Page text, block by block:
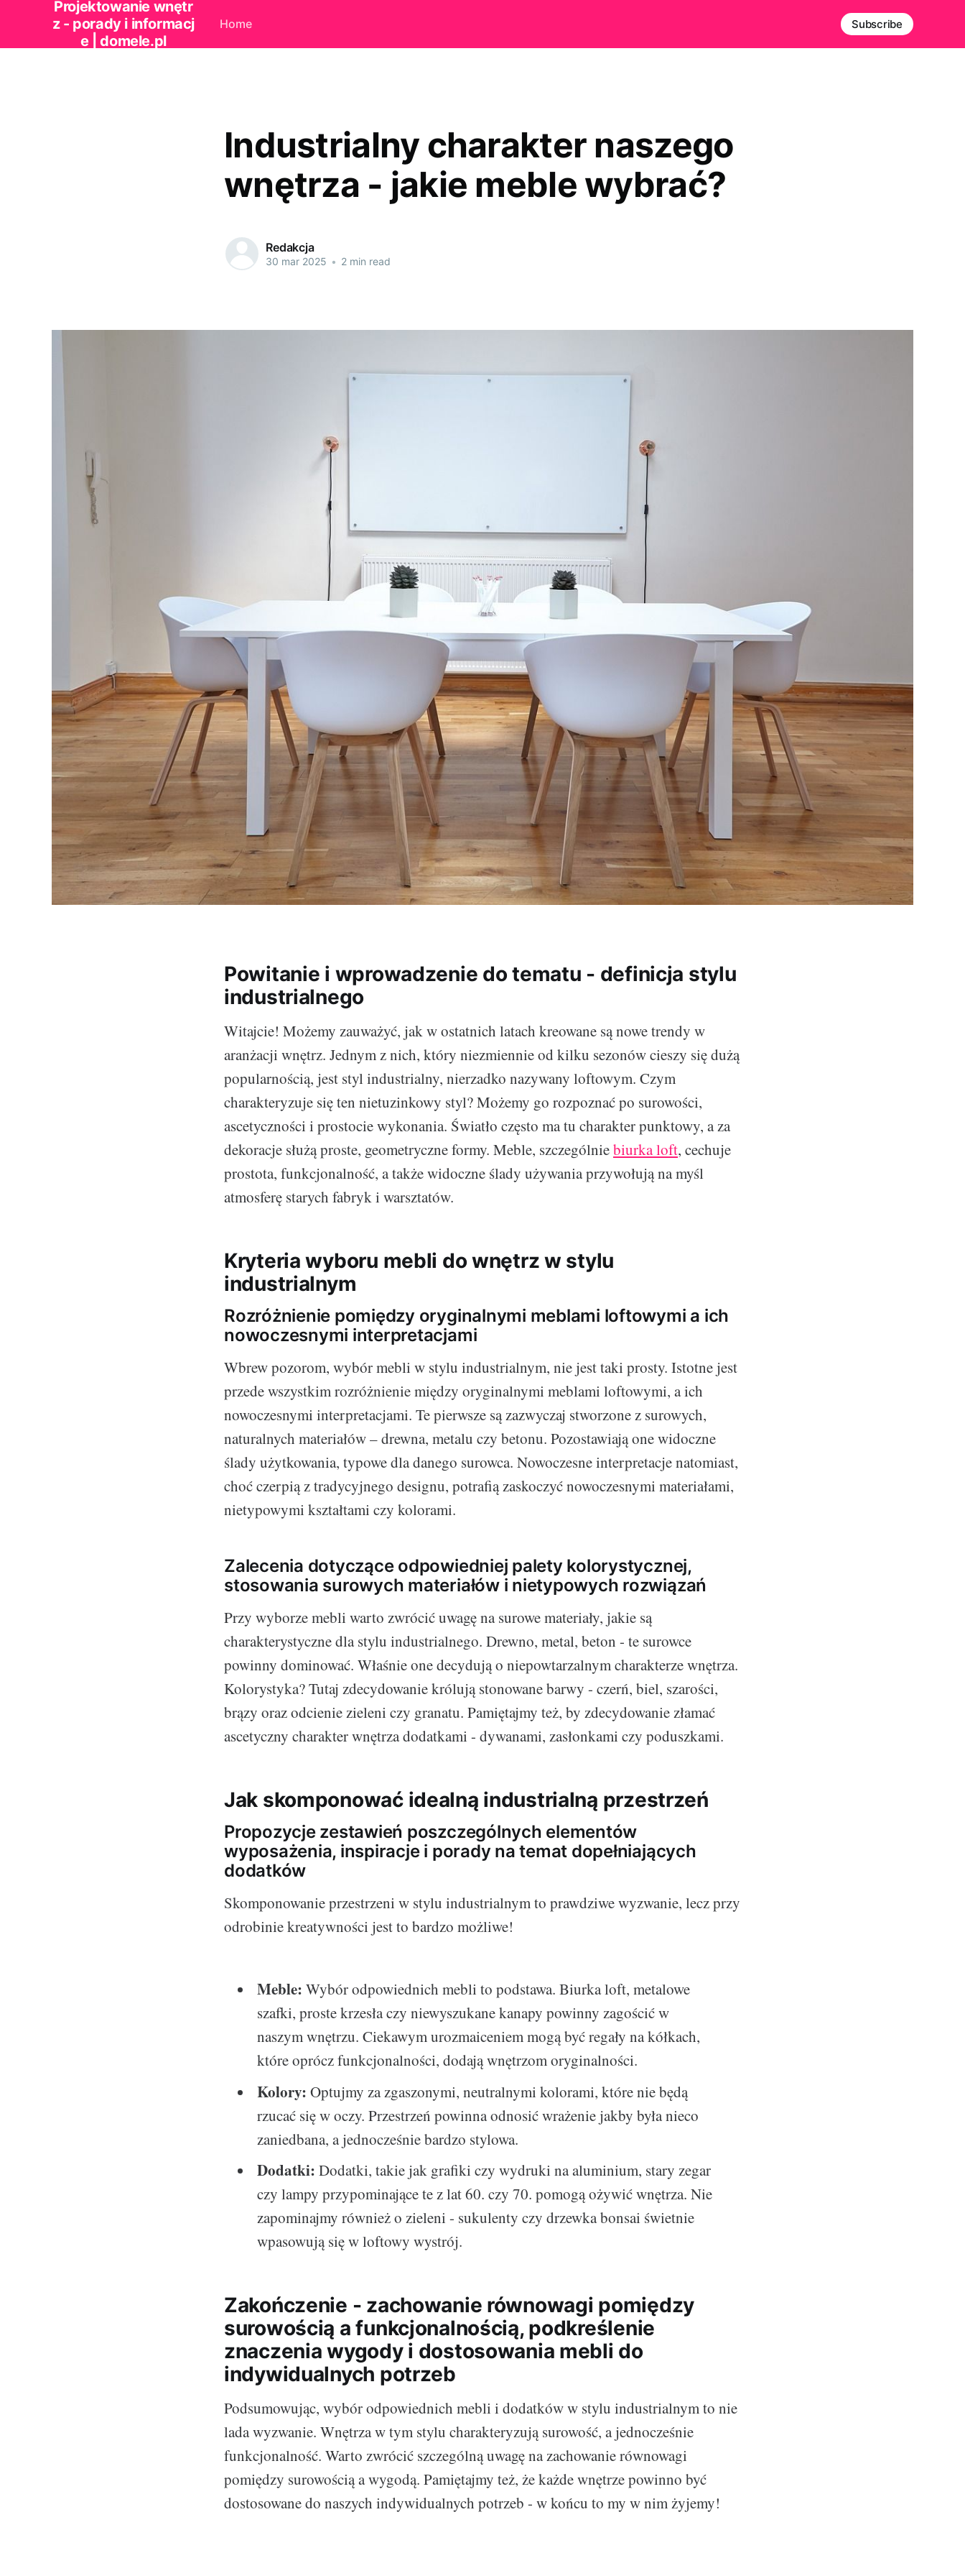
Projektowanie wnętr
z - porady i informacj
e | domele.pl
Home Subscribe
Industrialny charakter naszego
wnętrza - jakie meble wybrać?
Redakcja
30 mar 2025 • 2 min read
Powitanie i wprowadzenie do tematu - definicja stylu
industrialnego
Witajcie! Możemy zauważyć, jak w ostatnich latach kreowane są nowe trendy w
aranżacji wnętrz. Jednym z nich, który niezmiennie od kilku sezonów cieszy się dużą
popularnością, jest styl industrialny, nierzadko nazywany loftowym. Czym
charakteryzuje się ten nietuzinkowy styl? Możemy go rozpoznać po surowości,
ascetyczności i prostocie wykonania. Światło często ma tu charakter punktowy, a za
dekoracje służą proste, geometryczne formy. Meble, szczególniebiurka loft, cechuje
prostota, funkcjonalność, a także widoczne ślady używania przywołują na myśl
atmosferę starych fabryk i warsztatów.
Kryteria wyboru mebli do wnętrz w stylu
industrialnym
Rozróżnienie pomiędzy oryginalnymi meblami loftowymi a ich
nowoczesnymi interpretacjami
Wbrew pozorom, wybór mebli w stylu industrialnym, nie jest taki prosty. Istotne jest
przede wszystkim rozróżnienie między oryginalnymi meblami loftowymi, a ich
nowoczesnymi interpretacjami. Te pierwsze są zazwyczaj stworzone z surowych,
naturalnych materiałów – drewna, metalu czy betonu. Pozostawiają one widoczne
ślady użytkowania, typowe dla danego surowca. Nowoczesne interpretacje natomiast,
choć czerpią z tradycyjnego designu, potrafią zaskoczyć nowoczesnymi materiałami,
nietypowymi kształtami czy kolorami.
Zalecenia dotyczące odpowiedniej palety kolorystycznej,
stosowania surowych materiałów i nietypowych rozwiązań
Przy wyborze mebli warto zwrócić uwagę na surowe materiały, jakie są
charakterystyczne dla stylu industrialnego. Drewno, metal, beton - te surowce
powinny dominować. Właśnie one decydują o niepowtarzalnym charakterze wnętrza.
Kolorystyka? Tutaj zdecydowanie królują stonowane barwy - czerń, biel, szarości,
brązy oraz odcienie zieleni czy granatu. Pamiętajmy też, by zdecydowanie złamać
ascetyczny charakter wnętrza dodatkami - dywanami, zasłonkami czy poduszkami.
Jak skomponować idealną industrialną przestrzeń
Propozycje zestawień poszczególnych elementów
wyposażenia, inspiracje i porady na temat dopełniających
dodatków
Skomponowanie przestrzeni w stylu industrialnym to prawdziwe wyzwanie, lecz przy
odrobinie kreatywności jest to bardzo możliwe!
Meble: Wybór odpowiednich mebli to podstawa. Biurka loft, metalowe
szafki, proste krzesła czy niewyszukane kanapy powinny zagościć w
naszym wnętrzu. Ciekawym urozmaiceniem mogą być regały na kółkach,
które oprócz funkcjonalności, dodają wnętrzom oryginalności.
Kolory: Optujmy za zgaszonymi, neutralnymi kolorami, które nie będą
rzucać się w oczy. Przestrzeń powinna odnosić wrażenie jakby była nieco
zaniedbana, a jednocześnie bardzo stylowa.
Dodatki: Dodatki, takie jak grafiki czy wydruki na aluminium, stary zegar
czy lampy przypominające te z lat 60. czy 70. pomogą ożywić wnętrza. Nie
zapominajmy również o zieleni - sukulenty czy drzewka bonsai świetnie
wpasowują się w loftowy wystrój.
Zakończenie - zachowanie równowagi pomiędzy
surowością a funkcjonalnością, podkreślenie
znaczenia wygody i dostosowania mebli do
indywidualnych potrzeb
Podsumowując, wybór odpowiednich mebli i dodatków w stylu industrialnym to nie
lada wyzwanie. Wnętrza w tym stylu charakteryzują surowość, a jednocześnie
funkcjonalność. Warto zwrócić szczególną uwagę na zachowanie równowagi
pomiędzy surowością a wygodą. Pamiętajmy też, że każde wnętrze powinno być
dostosowane do naszych indywidualnych potrzeb - w końcu to my w nim żyjemy!